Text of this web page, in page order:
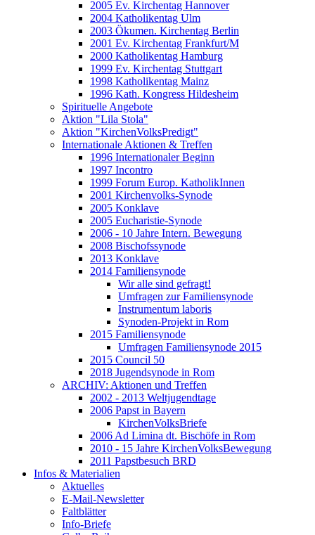
2005 Ev. Kirchentag Hannover
2004 Katholikentag Ulm
2003 Ökumen. Kirchentag Berlin
2001 Ev. Kirchentag Frankfurt/M
2000 Katholikentag Hamburg
1999 Ev. Kirchentag Stuttgart
1998 Katholikentag Mainz
1996 Kath. Kongress Hildesheim
Spirituelle Angebote
Aktion "Lila Stola"
Aktion "KirchenVolksPredigt"
Internationale Aktionen & Treffen
1996 Internationaler Beginn
1997 Incontro
1999 Forum Europ. KatholikInnen
2001 Kirchenvolks-Synode
2005 Konklave
2005 Eucharistie-Synode
2006 - 10 Jahre Intern. Bewegung
2008 Bischofssynode
2013 Konklave
2014 Familiensynode
Wir alle sind gefragt!
Umfragen zur Familiensynode
Instrumentum laboris
Synoden-Projekt in Rom
2015 Familiensynode
Umfragen Familiensynode 2015
2015 Council 50
2018 Jugendsynode in Rom
ARCHIV: Aktionen und Treffen
2002 - 2013 Weltjugendtage
2006 Papst in Bayern
KirchenVolksBriefe
2006 Ad Limina dt. Bischöfe in Rom
2010 - 15 Jahre KirchenVolksBewegung
2011 Papstbesuch BRD
Infos & Materialien
Aktuelles
E-Mail-Newsletter
Faltblätter
Info-Briefe